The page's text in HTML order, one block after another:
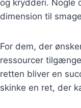
og krydderi. Nogle
dimension til
For dem, der
ressourcer
retten bliver en
skinke en ret, der